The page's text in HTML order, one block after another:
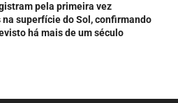
pela primeira vez
superfície do Sol, confirmando
há mais de um século